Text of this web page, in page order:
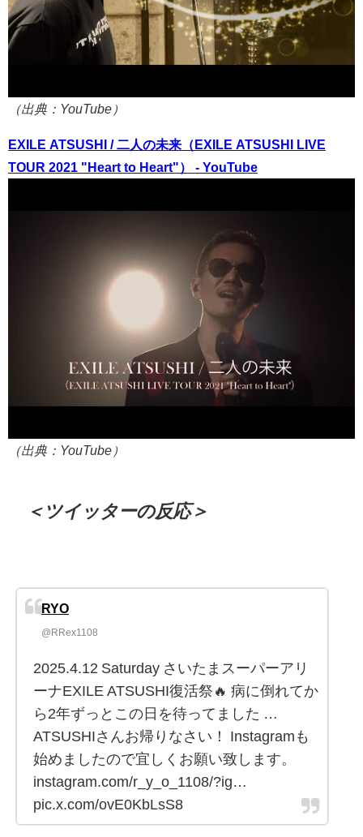
（出典：YouTube）
EXILE ATSUSHI / 二人の未来（EXILE ATSUSHI LIVE
TOUR 2021 "Heart to Heart"） - YouTube
（出典：YouTube）
＜ツイッターの反応＞
RYO
@RRex1108
2025.4.12 Saturday さいたまスーパーアリ
ーナEXILE ATSUSHI復活祭🔥 病に倒れてか
ら2年ずっとこの日を待ってました …
ATSUSHIさんお帰りなさい！ Instagramも
始めましたので宜しくお願い致します。
instagram.com/r_y_o_1108/?ig…
pic.x.com/ovE0KbLsS8